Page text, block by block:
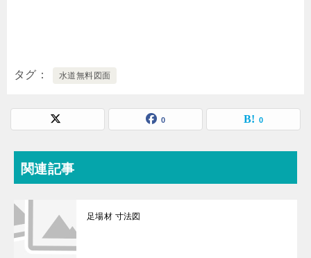
タグ 水道無料図面
0 0
関連記事
足場材 寸法図